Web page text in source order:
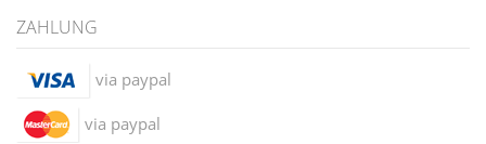
ZAHLUNG
via paypal
via paypal